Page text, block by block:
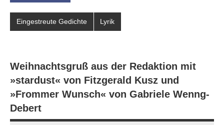
Eingestreute Gedichte Lyrik
Weihnachtsgruß aus der Redaktion mit
»stardust« von Fitzgerald Kusz und
»Frommer Wunsch« von Gabriele Wenng-
Debert